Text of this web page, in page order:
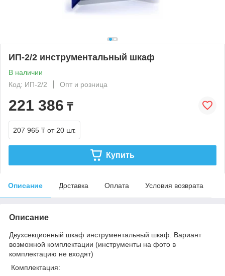
ИП-2/2 инструментальный шкаф
В наличии
Код: ИП-2/2
Опт и розница
221 386 ₸
207 965 ₸ от 20 шт.
Купить
Описание Доставка Оплата Условия возврата
Описание
Двухсекционный шкаф инструментальный шкаф. Вариант
возможной комплектации (инструменты на фото в
комплектацию не входят)
Комплектация: